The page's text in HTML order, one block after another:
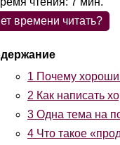
времени читать?
1 Почему
2 Как написать
3 Одна тема на
4 Что такое